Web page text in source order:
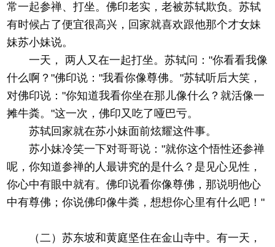
常一起参禅、打坐。佛印老实，老被苏轼欺负。苏轼
有时候占了便宜很高兴，回家就喜欢跟他那个才女妹
妹苏小妹说。
一天， 两人又在一起打坐。苏轼问："你看看我像
什么啊？"佛印说："我看你像尊佛。"苏轼听后大笑，
对佛印说："你知道我看你坐在那儿像什么？就活像一
摊牛粪。"这一次，佛印又吃了哑巴亏。
苏轼回家就在苏小妹面前炫耀这件事。
苏小妹冷笑一下对哥哥说："就你这个悟性还参禅
呢，你知道参禅的人最讲究的是什么？是见心见性，
你心中有眼中就有。佛印说看你像尊佛，那说明他心
中有尊佛；你说佛印像牛粪，想想你心里有什么吧！"
（二）苏东坡和黄庭坚住在金山寺中。有一天，